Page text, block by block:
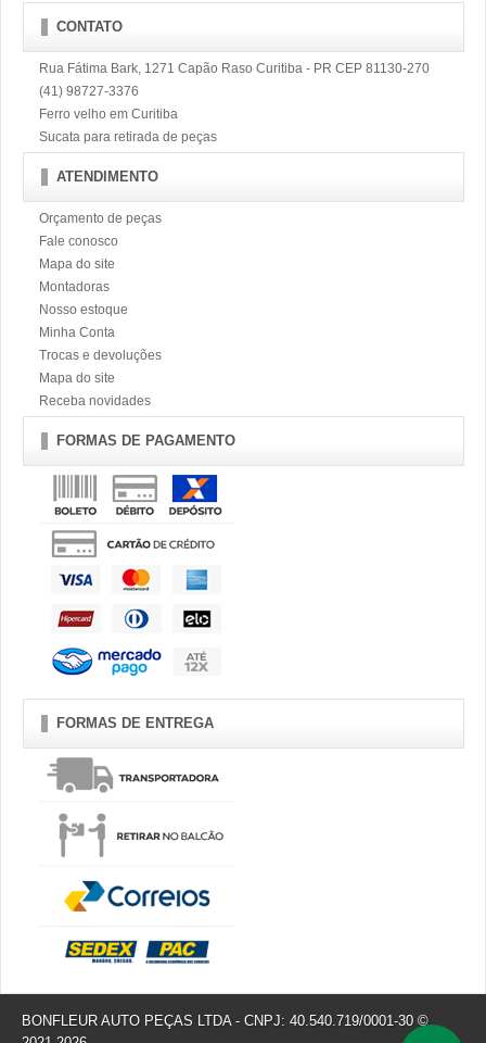
CONTATO
Rua Fátima Bark, 1271 Capão Raso Curitiba - PR CEP 81130-270
(41) 98727-3376
Ferro velho em Curitiba
Sucata para retirada de peças
ATENDIMENTO
Orçamento de peças
Fale conosco
Mapa do site
Montadoras
Nosso estoque
Minha Conta
Trocas e devoluções
Mapa do site
Receba novidades
FORMAS DE PAGAMENTO
FORMAS DE ENTREGA
BONFLEUR AUTO PEÇAS LTDA - CNPJ: 40.540.719/0001-30 ©